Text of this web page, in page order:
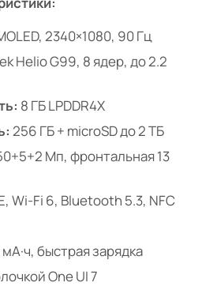
2340×1080, 90 Гц
Helio G99, 8 ядер, до 2.2
8 ГБ LPDDR4X
256 ГБ + microSD до 2 ТБ
Мп, фронтальная 13
Wi-Fi 6, Bluetooth 5.3, NFC
быстрая зарядка
One UI 7